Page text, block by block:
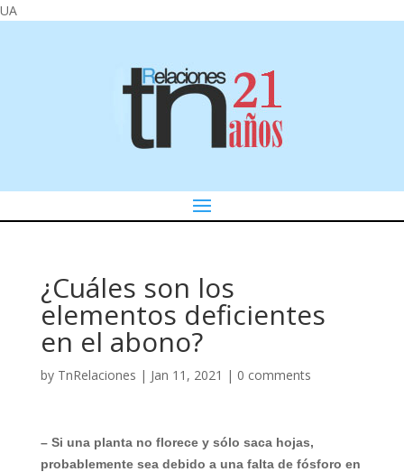
UA
¿Cuáles son los
elementos deficientes
en el abono?
by TnRelaciones | Jan 11, 2021 | 0 comments
– Si una planta no florece y sólo saca hojas,
probablemente sea debido a una falta de fósforo en